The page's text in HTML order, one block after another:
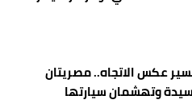
عكس الاتجاه.. مصريتان
وتهشمان سيارتها